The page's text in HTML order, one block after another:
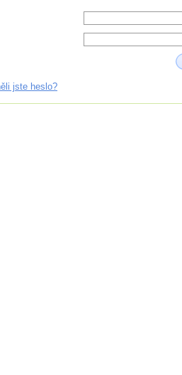
jste heslo?